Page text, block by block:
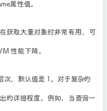
属性值。​
获取大量对象时非常有用，可
性能下降。
，默认值是 1。对于复杂的
的详细程度。例如，当查询一